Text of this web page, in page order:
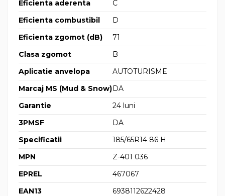
Eficienta aderenta
C
Eficienta combustibil
D
Eficienta zgomot (dB)
71
Clasa zgomot
B
Aplicatie anvelopa
AUTOTURISME
Marcaj MS (Mud & Snow)DA
Garantie
24 luni
3PMSF
DA
Specificatii
185/65R14 86 H
MPN
Z-401 036
EPREL
467067
EAN13
6938112622428